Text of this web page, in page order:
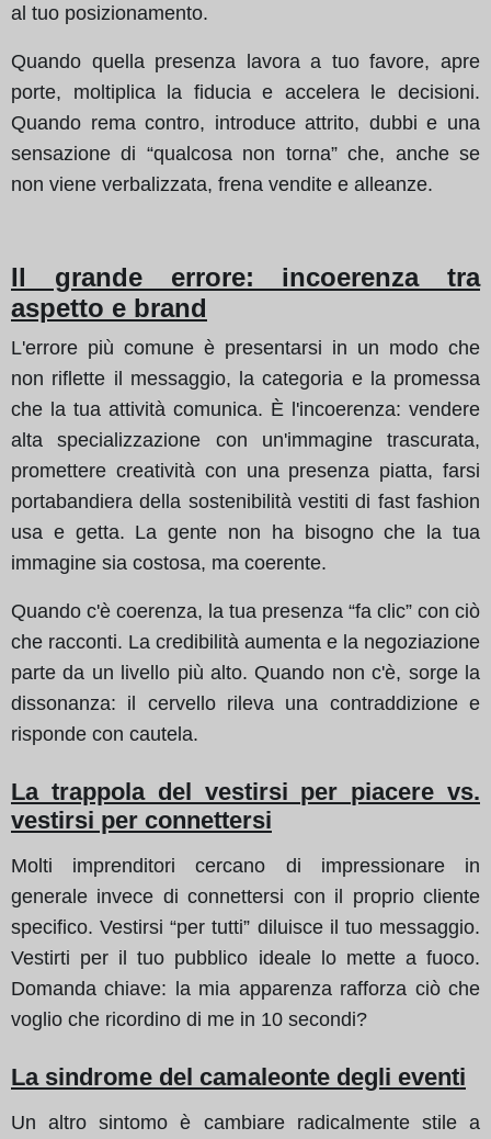
al tuo posizionamento.
Quando quella presenza lavora a tuo favore, apre
porte, moltiplica la fiducia e accelera le decisioni.
Quando rema contro, introduce attrito, dubbi e una
sensazione di “qualcosa non torna” che, anche se
non viene verbalizzata, frena vendite e alleanze.
Il grande errore: incoerenza tra
aspetto e brand
L'errore più comune è presentarsi in un modo che
non riflette il messaggio, la categoria e la promessa
che la tua attività comunica. È l'incoerenza: vendere
alta specializzazione con un'immagine trascurata,
promettere creatività con una presenza piatta, farsi
portabandiera della sostenibilità vestiti di fast fashion
usa e getta. La gente non ha bisogno che la tua
immagine sia costosa, ma coerente.
Quando c'è coerenza, la tua presenza “fa clic” con ciò
che racconti. La credibilità aumenta e la negoziazione
parte da un livello più alto. Quando non c'è, sorge la
dissonanza: il cervello rileva una contraddizione e
risponde con cautela.
La trappola del vestirsi per piacere vs.
vestirsi per connettersi
Molti imprenditori cercano di impressionare in
generale invece di connettersi con il proprio cliente
specifico. Vestirsi “per tutti” diluisce il tuo messaggio.
Vestirti per il tuo pubblico ideale lo mette a fuoco.
Domanda chiave: la mia apparenza rafforza ciò che
voglio che ricordino di me in 10 secondi?
La sindrome del camaleonte degli eventi
Un altro sintomo è cambiare radicalmente stile a